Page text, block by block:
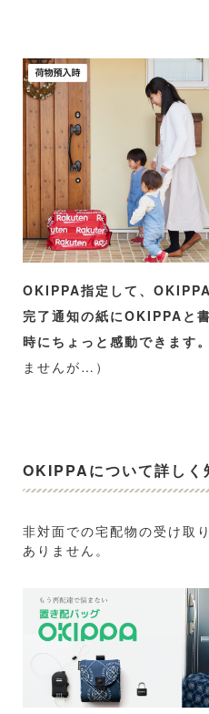
OKIPPA指定して、
完了通知の紙にOKIPPAと
時にちょっと感動できます。
ませんが…）
OKIPPAについて詳しく
非対面での宅配物の受け取
ありません。